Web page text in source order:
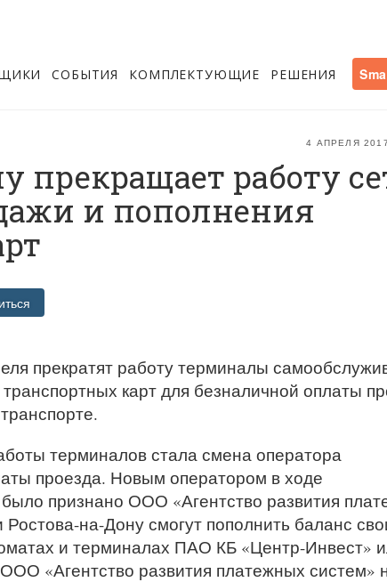
СОБЫТИЯ КОМПЛЕКТУЮЩИЕ РЕШЕНИЯ
4 АПРЕЛЯ
прекращает работу
и пополнения
прекратят работу терминалы
карт для безналичной оплаты
терминалов стала смена оператора
проезда. Новым оператором в ходе
признано ООО «Агентство развития
на-Дону смогут пополнить баланс
и терминалах ПАО КБ «Центр-Инвест»
«Агентство развития платежных систем»